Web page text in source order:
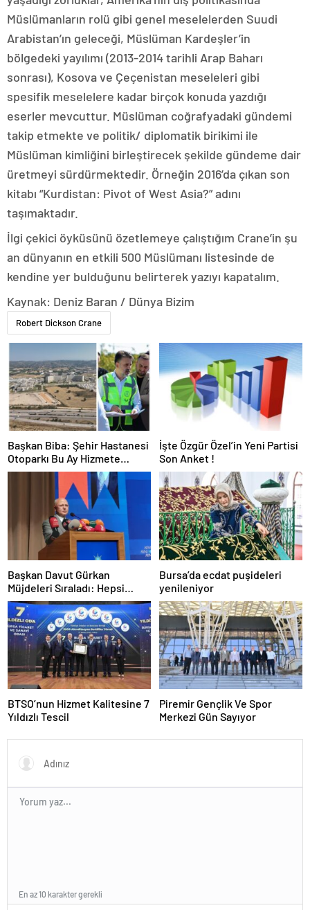
Müslümanların rolü gibi genel meselelerden Suudi
Arabistan’ın geleceği, Müslüman Kardeşler’in
bölgedeki yayılımı (2013-2014 tarihli Arap Baharı
sonrası), Kosova ve Çeçenistan meseleleri gibi
spesifik meselelere kadar birçok konuda yazdığı
eserler mevcuttur. Müslüman coğrafyadaki gündemi
takip etmekte ve politik/ diplomatik birikimi ile
Müslüman kimliğini birleştirecek şekilde gündeme dair
üretmeyi sürdürmektedir. Örneğin 2016’da çıkan son
kitabı “Kurdistan: Pivot of West Asia?” adını
taşımaktadır.
İlgi çekici öyküsünü özetlemeye çalıştığım Crane’in şu
an dünyanın en etkili 500 Müslümanı listesinde de
kendine yer bulduğunu belirterek yazıyı kapatalım.
Kaynak: Deniz Baran / Dünya Bizim
Robert Dickson Crane
Başkan Biba: Şehir Hastanesi
Otoparkı Bu Ay Hizmete
Açılacak
İşte Özgür Özel’in Yeni Partisi
Son Anket !
Başkan Davut Gürkan
Müjdeleri Sıraladı: Hepsi
Yakında Hizmete Giriyor !
Bursa’da ecdat puşideleri
yenileniyor
BTSO’nun Hizmet Kalitesine 7
Yıldızlı Tescil
Piremir Gençlik Ve Spor
Merkezi Gün Sayıyor
En az 10 karakter gerekli